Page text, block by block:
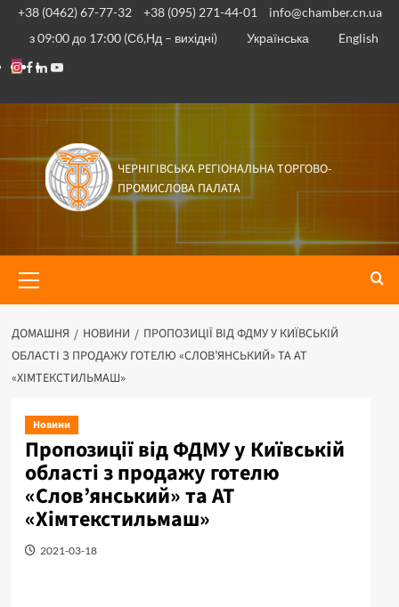
+38 (0462) 67-77-32 +38 (095) 271-44-01
info@chamber.cn.ua
з 09:00 до 17:00 (Сб,Нд – вихідні)
Українська English
ЧЕРНІГІВСЬКА РЕГІОНАЛЬНА ТОРГОВО-
ПРОМИСЛОВА ПАЛАТА
ДОМАШНЯ НОВИНИ
ПРОПОЗИЦІЇ ВІД ФДМУ У КИЇВСЬКІЙ
ОБЛАСТІ З ПРОДАЖУ ГОТЕЛЮ «СЛОВ’ЯНСЬКИЙ» ТА АТ
«ХІМТЕКСТИЛЬМАШ»
Новини
Пропозиції від ФДМУ у Київській
області з продажу готелю
«Слов’янський» та АТ
«Хімтекстильмаш»
2021-03-18